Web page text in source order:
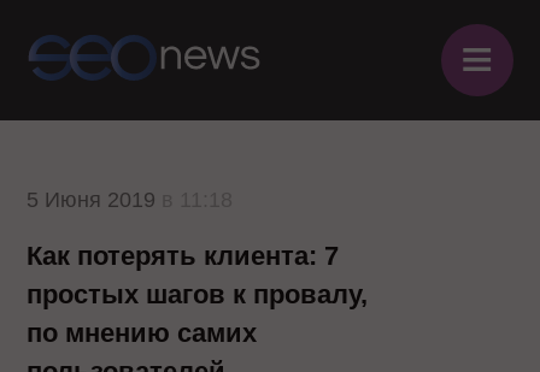
≡
5 Июня 2019
Как потерять клиента: 7
простых шагов к провалу,
по мнению самих